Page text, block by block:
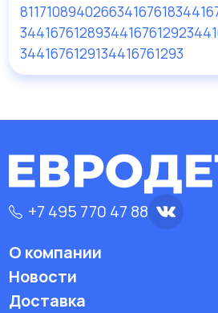
811710894026634167618
3441676128934416761292
3441676129134416761293
+7 495 770 47 88
О компании
Новости
Доставка